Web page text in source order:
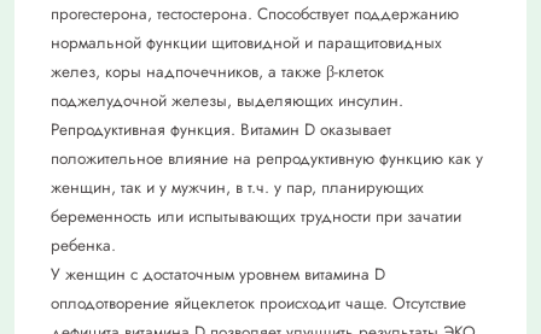
прогестерона, тестостерона. Способствует поддержанию
нормальной функции щитовидной и паращитовидных
желез, коры надпочечников, а также β-клеток
поджелудочной железы, выделяющих инсулин.
Репродуктивная функция. Витамин D оказывает
положительное влияние на репродуктивную функцию как у
женщин, так и у мужчин, в т.ч. у пар, планирующих
беременность или испытывающих трудности при зачатии
ребенка.
У женщин с достаточным уровнем витамина D
оплодотворение яйцеклеток происходит чаще. Отсутствие